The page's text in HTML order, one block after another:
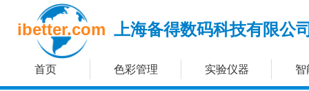
首页 色彩管理 实验仪器 智
ibetter.com 上海备得数码科技有限公